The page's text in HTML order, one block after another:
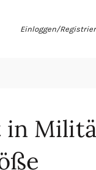
Einloggen/
in